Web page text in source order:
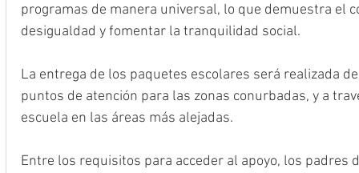
programas de manera universal, lo que demuestra el
desigualdad y fomentar la tranquilidad social.
La entrega de los paquetes escolares será realizada
puntos de atención para las zonas conurbadas, y a
escuela en las áreas más alejadas.
Entre los requisitos para acceder al apoyo, los padres